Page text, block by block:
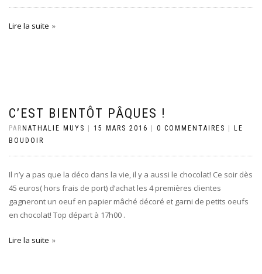
Lire la suite
C’EST BIENTÔT PÂQUES !
PAR NATHALIE MUYS 15 MARS 2016 0 COMMENTAIRES
LE
BOUDOIR
Il n’y a pas que la déco dans la vie, il y a aussi le chocolat! Ce soir dès
45 euros( hors frais de port) d’achat les 4 premières clientes
gagneront un oeuf en papier mâché décoré et garni de petits oeufs
en chocolat! Top départ à 17h00 .
Lire la suite